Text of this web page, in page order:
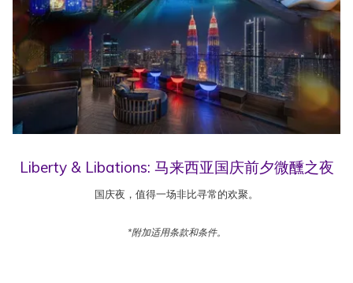
Liberty & Libations: 马来西亚国庆前夕微醺之夜
国庆夜，值得一场非比寻常的欢聚。
*附加适用条款和条件。